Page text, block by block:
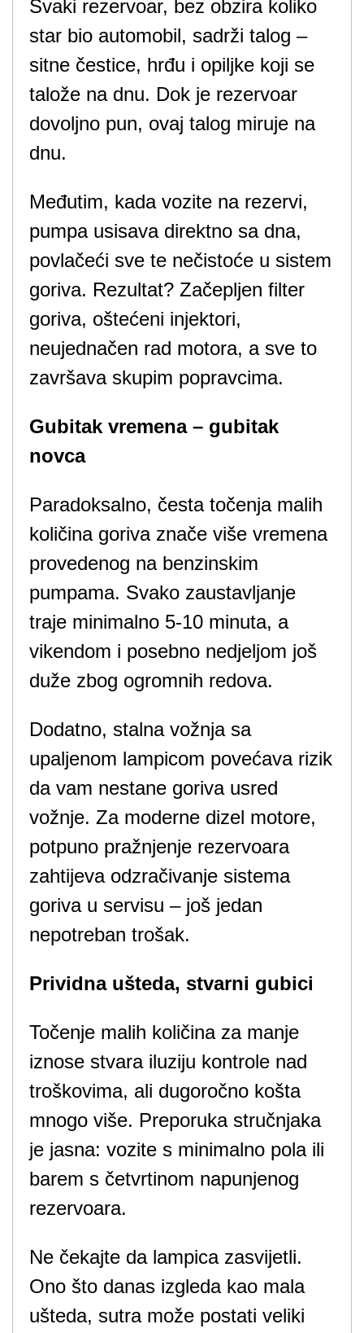
Svaki rezervoar, bez obzira koliko
star bio automobil, sadrži talog –
sitne čestice, hrđu i opiljke koji se
talože na dnu. Dok je rezervoar
dovoljno pun, ovaj talog miruje na
dnu.
Međutim, kada vozite na rezervi,
pumpa usisava direktno sa dna,
povlačeći sve te nečistoće u sistem
goriva. Rezultat? Začepljen filter
goriva, oštećeni injektori,
neujednačen rad motora, a sve to
završava skupim popravcima.
Gubitak vremena – gubitak
novca
Paradoksalno, česta točenja malih
količina goriva znače više vremena
provedenog na benzinskim
pumpama. Svako zaustavljanje
traje minimalno 5-10 minuta, a
vikendom i posebno nedjeljom još
duže zbog ogromnih redova.
Dodatno, stalna vožnja sa
upaljenom lampicom povećava rizik
da vam nestane goriva usred
vožnje. Za moderne dizel motore,
potpuno pražnjenje rezervoara
zahtijeva odzračivanje sistema
goriva u servisu – još jedan
nepotreban trošak.
Prividna ušteda, stvarni gubici
Točenje malih količina za manje
iznose stvara iluziju kontrole nad
troškovima, ali dugoročno košta
mnogo više. Preporuka stručnjaka
je jasna: vozite s minimalno pola ili
barem s četvrtinom napunjenog
rezervoara.
Ne čekajte da lampica zasvijetli.
Ono što danas izgleda kao mala
ušteda, sutra može postati veliki